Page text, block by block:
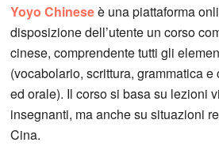
Yoyo Chineseè una piattaforma
disposizione dell’utente un corso
cinese, comprendente tutti gli
(vocabolario, scrittura, grammatica
ed orale). Il corso si basa su lezioni
insegnanti, ma anche su situazioni
Cina.